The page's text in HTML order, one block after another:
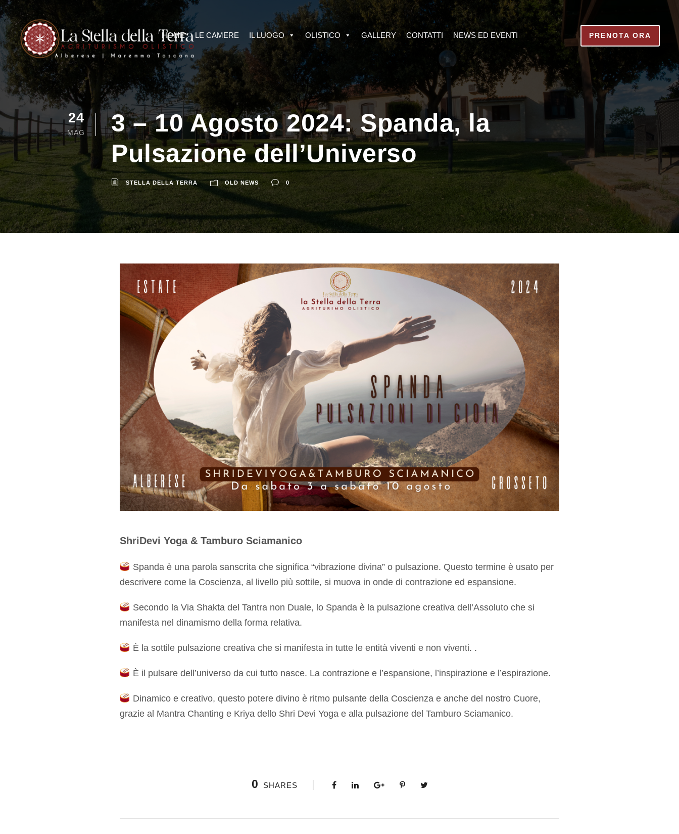
HOME LE CAMERE IL LUOGO OLISTICO GALLERY CONTATTI NEWS ED EVENTI PRENOTA ORA
24
MAG
3 – 10 Agosto 2024: Spanda, la
Pulsazione dell’Universo
STELLA DELLA TERRA OLD NEWS 0
ShriDevi Yoga & Tamburo Sciamanico
Spanda è una parola sanscrita che significa “vibrazione divina” o pulsazione. Questo termine è usato per
descrivere come la Coscienza, al livello più sottile, si muova in onde di contrazione ed espansione.
Secondo la Via Shakta del Tantra non Duale, lo Spanda è la pulsazione creativa dell’Assoluto che si
manifesta nel dinamismo della forma relativa.
È la sottile pulsazione creativa che si manifesta in tutte le entità viventi e non viventi. .
È il pulsare dell’universo da cui tutto nasce. La contrazione e l’espansione, l’inspirazione e l’espirazione.
Dinamico e creativo, questo potere divino è ritmo pulsante della Coscienza e anche del nostro Cuore,
grazie al Mantra Chanting e Kriya dello Shri Devi Yoga e alla pulsazione del Tamburo Sciamanico.
0 SHARES